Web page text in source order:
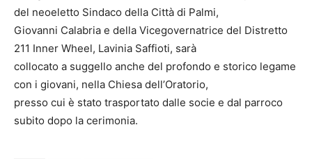
del neoeletto Sindaco della Città di Palmi,
Giovanni Calabria e della Vicegovernatrice del Distretto
211 Inner Wheel, Lavinia Saffioti, sarà
collocato a suggello anche del profondo e storico legame
con i giovani, nella Chiesa dell’Oratorio,
presso cui è stato trasportato dalle socie e dal parroco
subito dopo la cerimonia.